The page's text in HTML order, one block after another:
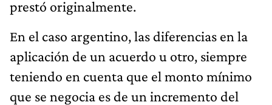
prestó originalmente.
En el caso argentino, las diferencias en la
aplicación de un acuerdo u otro, siempre
teniendo en cuenta que el monto mínimo
que se negocia es de un incremento del